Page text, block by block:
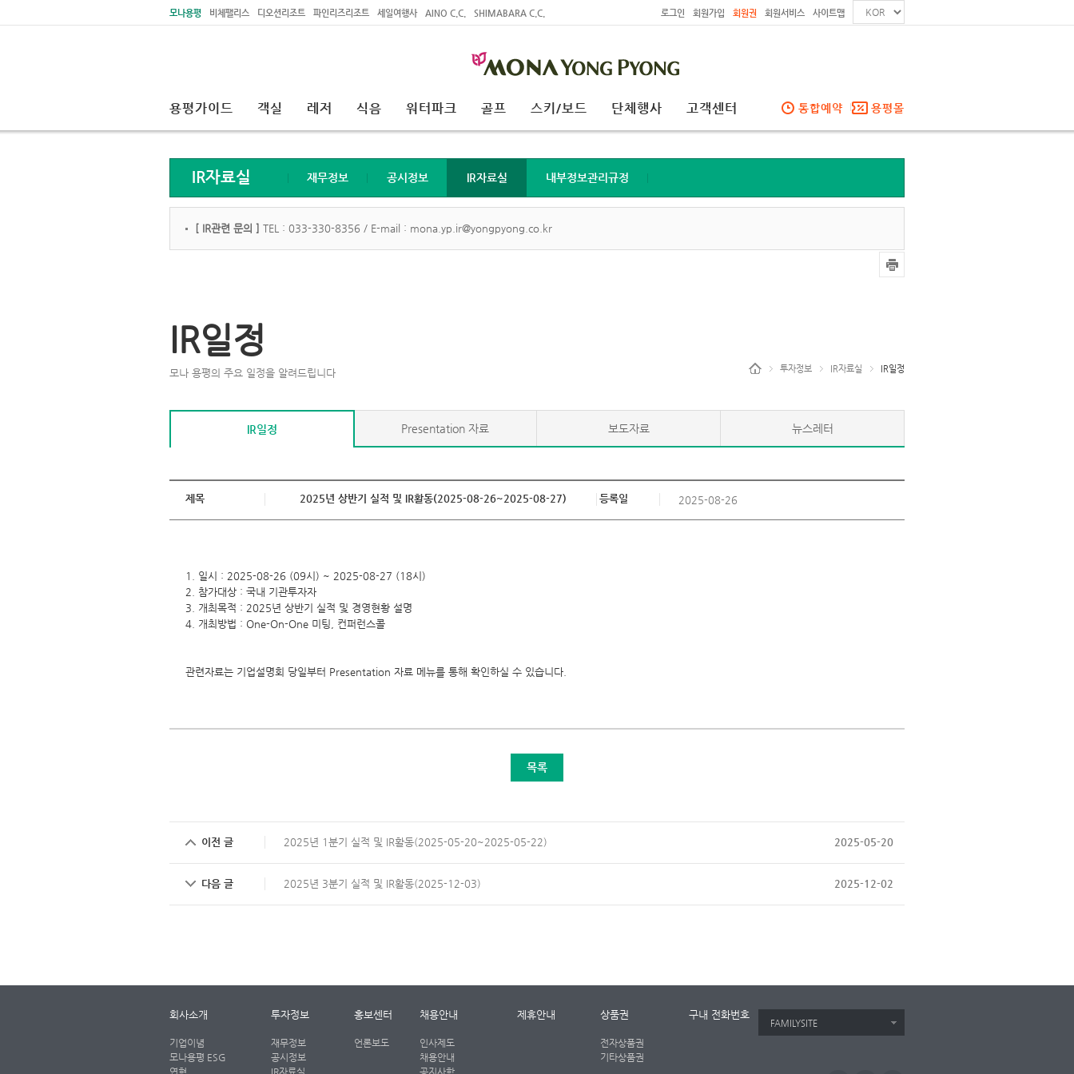
모나용평 비체팰리스 디오션리조트 파인리즈리조트 세일여행사 AINO C.C. SHIMABARA C.C. 로그인 회원가입 회원권 회원서비스 사이트맵
용평가이드 객실 레저 식음 워터파크 골프 스키/보드 단체행사 고객센터 통합예약 용평몰
IR자료실 재무정보 공시정보 IR자료실 내부정보관리규정
[ IR관련 문의 ] TEL : 033-330-8356 / E-mail : mona.yp.ir@yongpyong.co.kr
IR일정
모나 용평의 주요 일정을 알려드립니다 투자정보 IR자료실 IR일정
IR일정 Presentation 자료 보도자료 뉴스레터
제목 2025년 상반기 실적 및 IR활동(2025-08-26~2025-08-27) 등록일 2025-08-26
1. 일시 : 2025-08-26 (09시) ~ 2025-08-27 (18시)
2. 참가대상 : 국내 기관투자자
3. 개최목적 : 2025년 상반기 실적 및 경영현황 설명
4. 개최방법 : One-On-One 미팅, 컨퍼런스콜
관련자료는 기업설명회 당일부터 Presentation 자료 메뉴를 통해 확인하실 수 있습니다.
목록
이전 글 2025년 1분기 실적 및 IR활동(2025-05-20~2025-05-22) 2025-05-20
다음 글 2025년 3분기 실적 및 IR활동(2025-12-03) 2025-12-02
회사소개
기업이념
모나용평 ESG
연혁
투자정보
재무정보
공시정보
IR자료실
홍보센터
언론보도
채용안내
인사제도
채용안내
공지사항
제휴안내 상품권
전자상품권
기타상품권
구내 전화번호
FAMILYSITE